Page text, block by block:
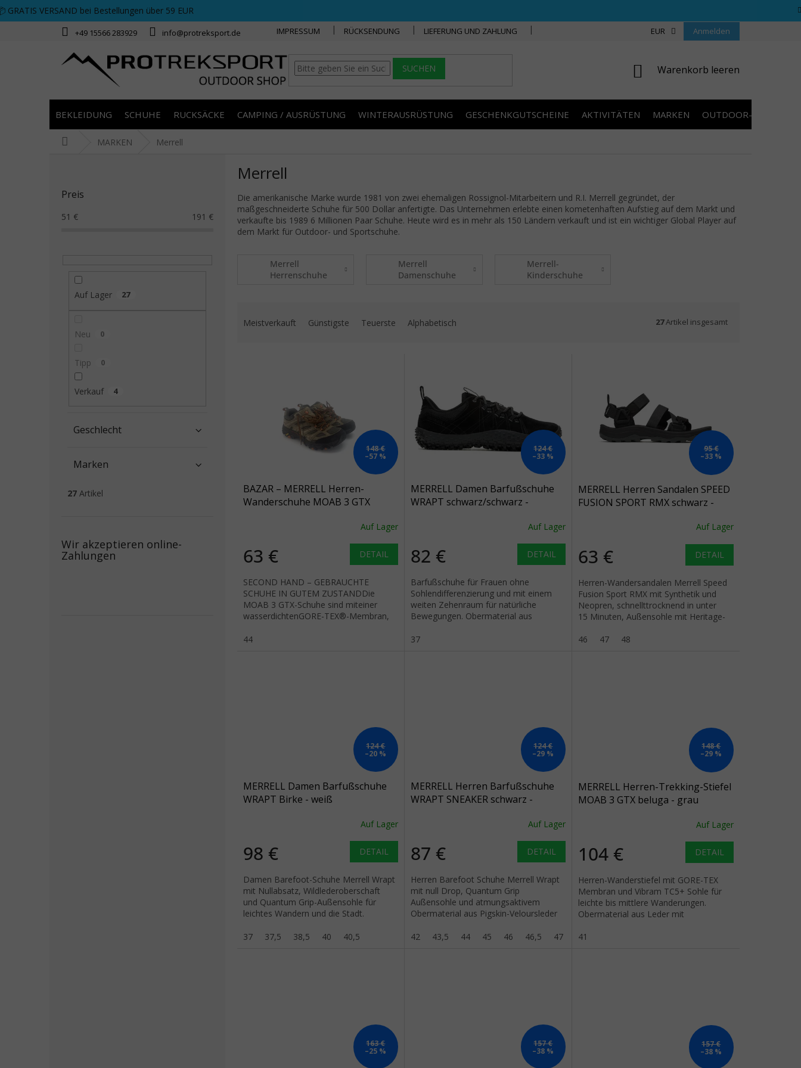
Zum Inhalt springen
GRATIS VERSAND bei Bestellungen über 59 EUR
+49 15566 283929 info@protreksport.de IMPRESSUM RÜCKSENDUNG LIEFERUNG UND ZAHLUNG ÜBER UNS COOKIES
EUR Anmelden
SUCHEN WARENKORB
Warenkorb leeren
BEKLEIDUNG SCHUHE RUCKSÄCKE CAMPING / AUSRÜSTUNG WINTERAUSRÜSTUNG GESCHENKGUTSCHEINE AKTIVITÄTEN MARKEN OUTDOOR-
StartseiteMARKEN Merrell
Preis
51 € 191 €
Auf Lager 27
Neu 0
Tipp 0
Verkauf 4
Marken
Geschlecht
27 Artikel
Wir akzeptieren online-
Zahlungen
Merrell
Die amerikanische Marke wurde 1981 von zwei ehemaligen Rossignol-Mitarbeitern und R.I. Merrell gegründet, der
maßgeschneiderte Schuhe für 500 Dollar anfertigte. Das Unternehmen erlebte einen kometenhaften Aufstieg auf dem Markt und
verkaufte bis 1989 6 Millionen Paar Schuhe. Heute wird es in mehr als 150 Ländern verkauft und ist ein wichtiger Global Player auf
dem Markt für Outdoor- und Sportschuhe.
Merrell
Herrenschuhe
Merrell
Damenschuhe
Merrell-
Kinderschuhe
Meistverkauft Günstigste Teuerste Alphabetisch 27Artikel insgesamt
148 €
–57 %
BAZAR – MERRELL Herren-
Wanderschuhe MOAB 3 GTX
Auf Lager
63 € DETAIL
SECOND HAND – GEBRAUCHTE
SCHUHE IN GUTEM ZUSTANDDie
MOAB 3 GTX-Schuhe sind miteiner
wasserdichtenGORE-TEX®-Membran,
Einlegesohle...
44
124 €
–33 %
MERRELL Damen Barfußschuhe
WRAPT schwarz/schwarz -
Auf Lager
82 € DETAIL
Barfußschuhe für Frauen ohne
Sohlendifferenzierung und mit einem
weiten Zehenraum für natürliche
Bewegungen. Obermaterial aus
Grip-Laufsohle.
37
95 €
–33 %
MERRELL Herren Sandalen SPEED
FUSION SPORT RMX schwarz -
Auf Lager
63 € DETAIL
Herren-Wandersandalen Merrell Speed
Fusion Sport RMX mit Synthetik und
Neopren, schnellttrocknend in unter
15 Minuten, Außensohle mit Heritage-
46
47 48
124 €
–20 %
MERRELL Damen Barfußschuhe
WRAPT Birke - weiß
Auf Lager
98 € DETAIL
Damen Barefoot-Schuhe Merrell Wrapt
mit Nullabsatz, Wildlederoberschaft
und Quantum Grip-Außensohle für
leichtes Wandern und die Stadt.
37 37,5 38,5 40 40,5
124 €
–29 %
MERRELL Herren Barfußschuhe
WRAPT SNEAKER schwarz -
Auf Lager
87 € DETAIL
Herren Barefoot Schuhe Merrell Wrapt
mit null Drop, Quantum Grip
Außensohle und atmungsaktivem
Obermaterial aus Pigskin-Veloursleder
42
43,5 44 45 46 46,5 47
148 €
–29 %
MERRELL Herren-Trekking-Stiefel
MOAB 3 GTX beluga - grau
Auf Lager
104 € DETAIL
Herren-Wanderstiefel mit GORE-TEX
Membran und Vibram TC5+ Sohle für
leichte bis mittlere Wanderungen.
Obermaterial aus Leder mit
41
163 €
–25 %
157 €
–38 %
157 €
–38 %